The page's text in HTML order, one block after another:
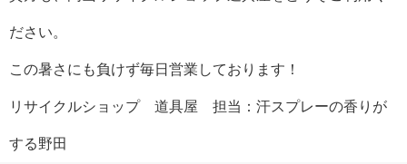
ださい。
この暑さにも負けず毎日営業しております！
リサイクルショップ 道具屋 担当：汗スプレーの香りが
する野田